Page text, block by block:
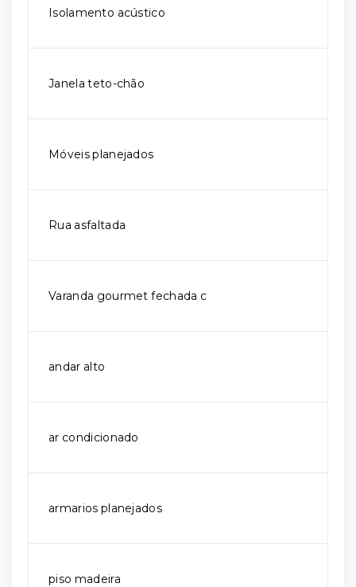
Isolamento acústico
Janela teto-chão
Móveis planejados
Rua asfaltada
Varanda gourmet fechada c
andar alto
ar condicionado
armarios planejados
piso madeira